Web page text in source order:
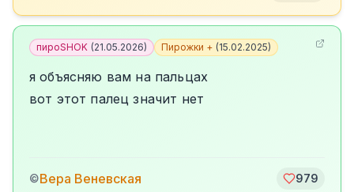
пироSHOK (21.05.2026) Пирожки + (15.02.2025)
я объясняю вам на пальцах
вот этот палец значит нет
©Вера Веневская 979